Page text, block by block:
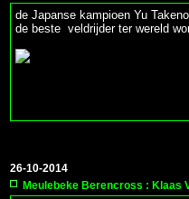
de Japanse kampioen Yu
de beste veldrijder ter wereld
26-10-2014
Meulebeke Berencross : Klaas